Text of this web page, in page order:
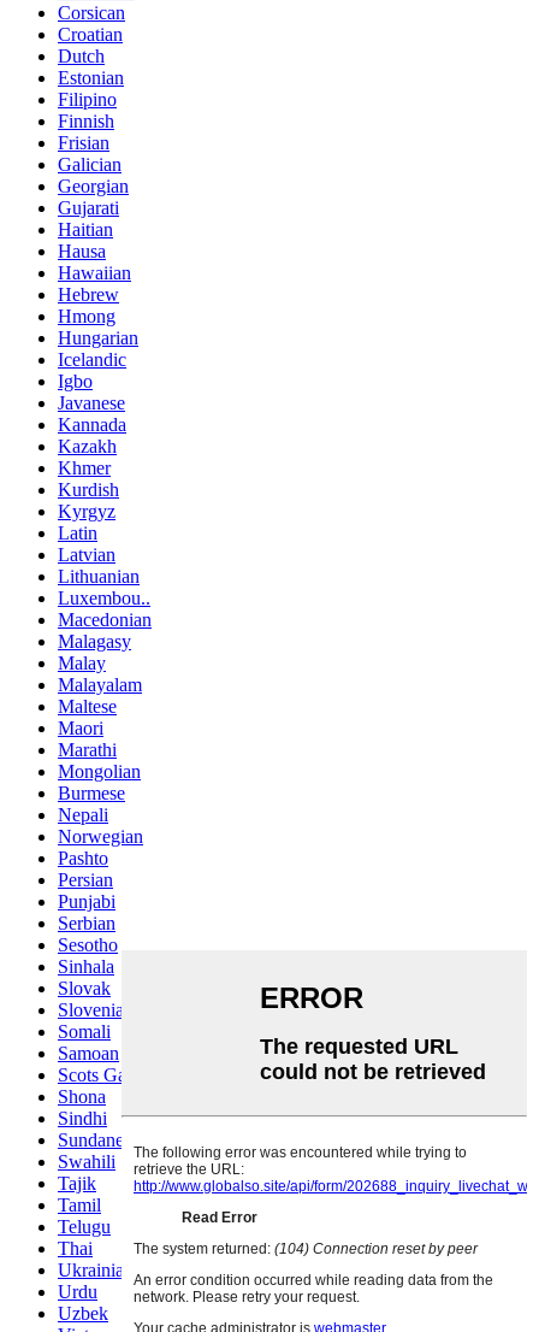
Corsican
Croatian
Dutch
Estonian
Filipino
Finnish
Frisian
Galician
Georgian
Gujarati
Haitian
Hausa
Hawaiian
Hebrew
Hmong
Hungarian
Icelandic
Igbo
Javanese
Kannada
Kazakh
Khmer
Kurdish
Kyrgyz
Latin
Latvian
Lithuanian
Luxembou..
Macedonian
Malagasy
Malay
Malayalam
Maltese
Maori
Marathi
Mongolian
Burmese
Nepali
Norwegian
Pashto
Persian
Punjabi
Serbian
Sesotho
Sinhala
Slovak
Slovenian
Somali
Samoan
Scots Gaelic
Shona
Sindhi
Sundanese
Swahili
Tajik
Tamil
Telugu
Thai
Ukrainian
Urdu
Uzbek